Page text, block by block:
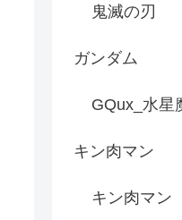
鬼滅の刃
ガンダム
GQux_水星
キン肉マン
キン肉マン